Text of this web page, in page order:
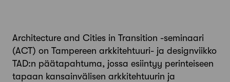
Architecture and Cities in Transition -seminaari
(ACT) on Tampereen arkkitehtuuri- ja designviikko
TAD:n päätapahtuma, jossa esiintyy perinteiseen
tapaan kansainvälisen arkkitehtuurin ja